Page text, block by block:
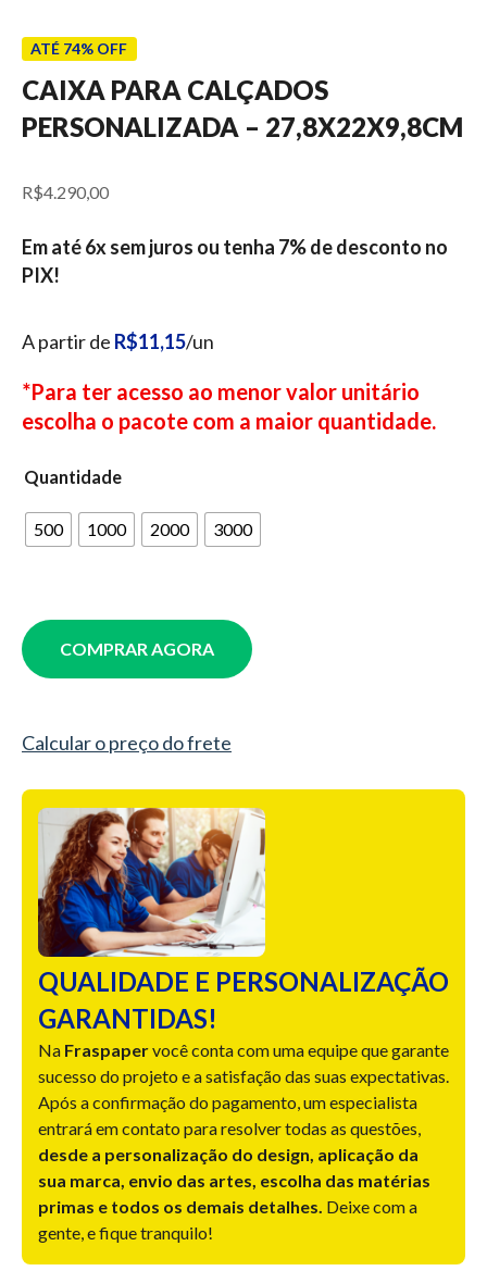
ATÉ 74% OFF
CAIXA PARA CALÇADOS
PERSONALIZADA – 27,8X22X9,8CM
R$4.290,00
Em até 6x sem juros ou tenha 7% de desconto no
PIX!
A partir de R$11,15/un
*Para ter acesso ao menor valor unitário
escolha o pacote com a maior quantidade.
Quantidade
500 1000 2000 3000
COMPRAR AGORA
Calcular o preço do frete
QUALIDADE E PERSONALIZAÇÃO
GARANTIDAS!
Na Fraspapervocê conta com uma equipe que garante
sucesso do projeto e a satisfação das suas expectativas.
Após a confirmação do pagamento, um especialista
entrará em contato para resolver todas as questões,
desde a personalização do design, aplicação da
sua marca, envio das artes, escolha das matérias
primas e todos os demais detalhes. Deixe com a
gente, e fique tranquilo!